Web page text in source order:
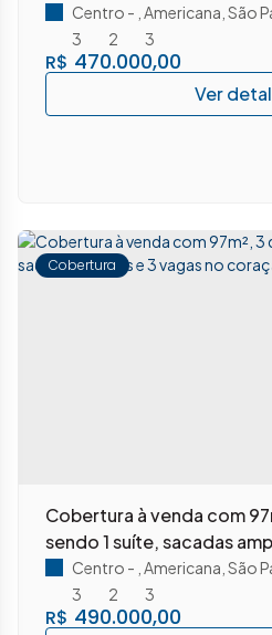
R$ 470.000,00
Centro Americana São
3
2 3
Cobertura
Cobertura à venda com
sendo 1 suíte, sacadas
coração de Americana/
R$ 490.000,00
Centro Americana São
3
2 3